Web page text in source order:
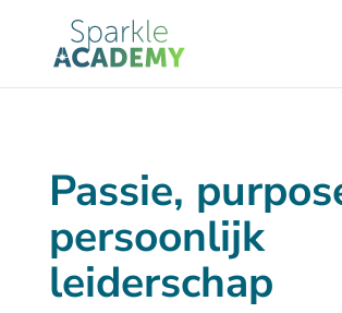
Passie,
persoonlijk
leiderschap